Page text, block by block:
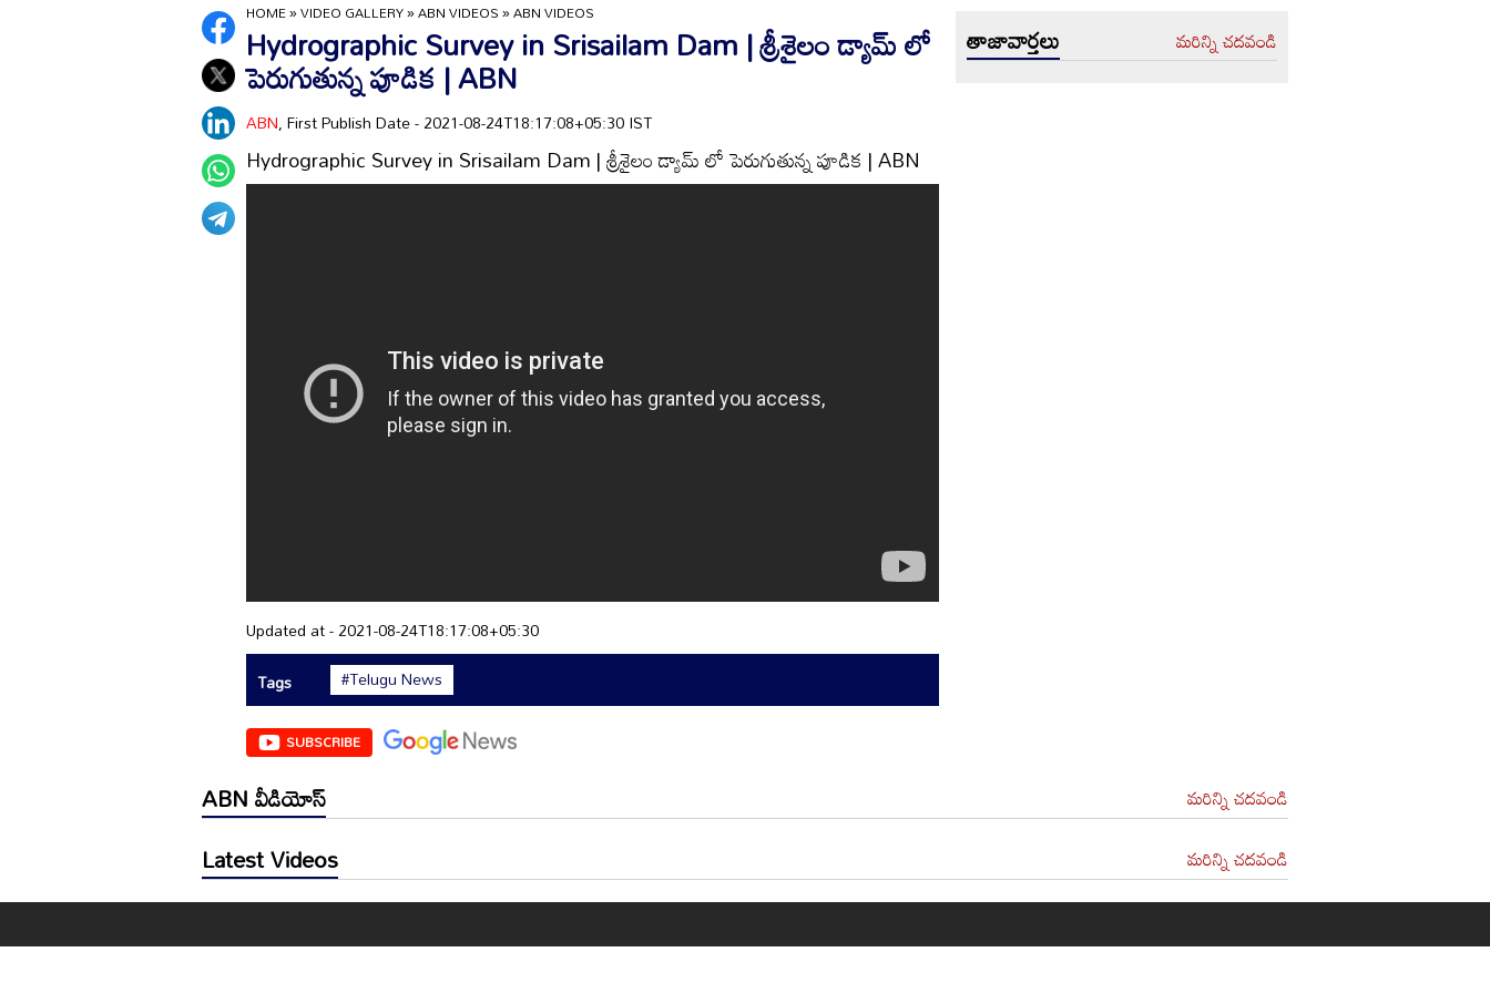
HOME»VIDEO GALLERY»ABN VIDEOS»ABN VIDEOS
Hydrographic Survey in Srisailam Dam | శ్రీశైలం డ్యామ్ లో
పెరుగుతున్న పూడిక | ABN
ABN, First Publish Date - 2021-08-24T18:17:08+05:30 IST
Hydrographic Survey in Srisailam Dam | శ్రీశైలం డ్యామ్ లో పెరుగుతున్న పూడిక | ABN
Updated at - 2021-08-24T18:17:08+05:30
Tags
#Telugu News
SUBSCRIBE
తాజావార్తలు మరిన్ని చదవండి
ABN వీడియోస్ మరిన్ని చదవండి
Latest Videos మరిన్ని చదవండి